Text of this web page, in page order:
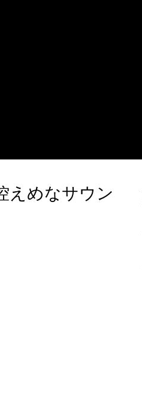
えめなサウン